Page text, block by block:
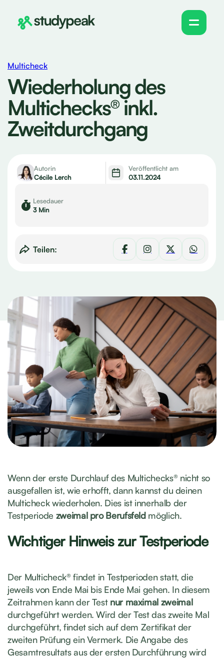
Multicheck
Wiederholung des
Multichecks® inkl.
Zweitdurchgang
Autorin
Cécile Lerch
Veröffentlicht am
03.11.2024
Lesedauer
3 Min
Teilen:
Wenn der erste Durchlauf des Multichecks® nicht so
ausgefallen ist, wie erhofft, dann kannst du deinen
Multicheck wiederholen. Dies ist innerhalb der
Testperiode zweimal pro Berufsfeldmöglich.
Wichtiger Hinweis zur Testperiode
Der Multicheck® findet in Testperioden statt, die
jeweils von Ende Mai bis Ende Mai gehen. In diesem
Zeitrahmen kann der Test nur maximal zweimal
durchgeführt werden. Wird der Test das zweite Mal
durchgeführt, findet sich auf dem Zertifikat der
zweiten Prüfung ein Vermerk. Die Angabe des
Gesamtresultats aus der ersten Durchführung wird